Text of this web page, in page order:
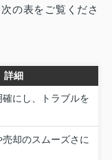
の表をご覧くださ
詳細
にし、トラブルを
却のスムーズさに